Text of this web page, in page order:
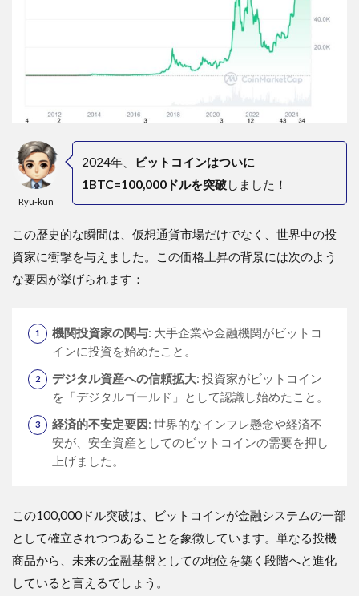
Ryu-kun
2024年、
ビットコインはついに
1BTC=100,000ドルを突破しました！
この歴史的な瞬間は、仮想通貨市場だけでなく、世界中の投
資家に衝撃を与えました。この価格上昇の背景には次のよう
な要因が挙げられます：
機関投資家の関与: 大手企業や金融機関がビットコ
インに投資を始めたこと。
デジタル資産への信頼拡大: 投資家がビットコイン
を「デジタルゴールド」として認識し始めたこと。
経済的不安定要因: 世界的なインフレ懸念や経済不
安が、安全資産としてのビットコインの需要を押し
上げました。
この100,000ドル突破は、ビットコインが金融システムの一部
として確立されつつあることを象徴しています。単なる投機
商品から、未来の金融基盤としての地位を築く段階へと進化
していると言えるでしょう。